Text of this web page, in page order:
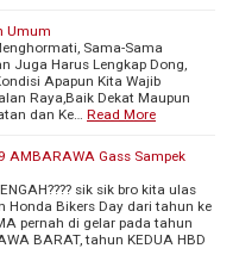
Umum
Sama-Sama
Juga Harus Lengkap Dong,
Apapun Kita Wajib
Raya,Baik Dekat Maupun
dan Ke… Read More
AMBARAWA Gass Sampek
sik sik bro kita ulas
Honda Bikers Day dari tahun ke
pernah di gelar pada tahun
BARAT, tahun KEDUA HBD